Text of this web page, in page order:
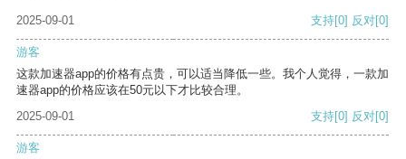
2025-09-01
支持[0] 反对[0]
游客
这款加速器app的价格有点贵，可以适当降低一些。我个人觉得，一款加
速器app的价格应该在50元以下才比较合理。
2025-09-01
支持[0] 反对[0]
游客